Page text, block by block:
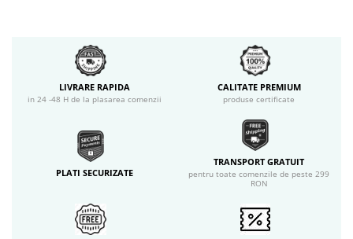
LIVRARE RAPIDA
in 24 -48 H de la plasarea comenzii
CALITATE PREMIUM
produse certificate
PLATI SECURIZATE
TRANSPORT GRATUIT
pentru toate comenzile de peste 299
RON